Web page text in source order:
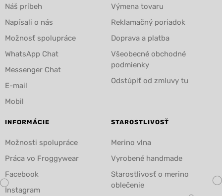
Náš príbeh
Napísali o nás
Možnosť spolupráce
WhatsApp Chat
Messenger Chat
E-mail
Mobil
Výmena tovaru
Reklamačný poriadok
Doprava a platba
Všeobecné obchodné
podmienky
Odstúpiť od zmluvy tu
INFORMÁCIE
Možnosti spolupráce
Práca vo Froggywear
Facebook
Instagram
STAROSTLIVOSŤ
Merino vlna
Vyrobené handmade
Starostlivosť o merino
oblečenie